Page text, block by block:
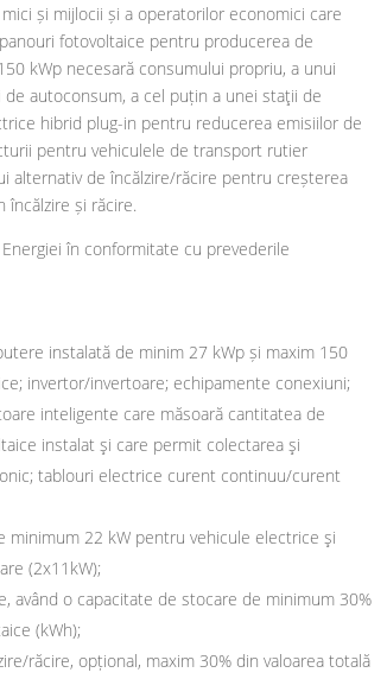
și mijlocii și a operatorilor economici care
fotovoltaice pentru producerea de
kWp necesară consumului propriu, a unui
autoconsum, a cel puțin a unei staţii de
hibrid plug-in pentru reducerea emisiilor de
pentru vehiculele de transport rutier
alternativ de încălzire/răcire pentru creșterea
încălzire și răcire.
în conformitate cu prevederile
instalată de minim 27 kWp și maxim 150
invertor/invertoare; echipamente conexiuni;
inteligente care măsoară cantitatea de
instalat şi care permit colectarea şi
tablouri electrice curent continuu/curent
22 kW pentru vehicule electrice şi
(2x11kW);
având o capacitate de stocare de minimum 30%
(kWh);
răcire, opțional, maxim 30% din valoarea totală